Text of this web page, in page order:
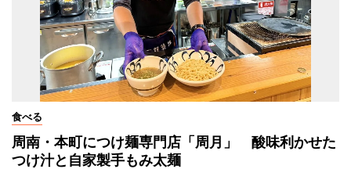
食べる
周南・本町につけ麺専門店「周月」 酸味利かせた
つけ汁と自家製手もみ太麺